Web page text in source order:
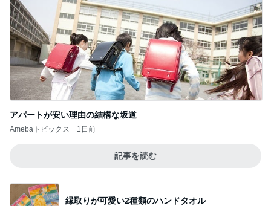
アパートが安い理由の結構な坂道
Amebaトピックス 1日前
記事を読む
縁取りが可愛い2種類のハンドタオル